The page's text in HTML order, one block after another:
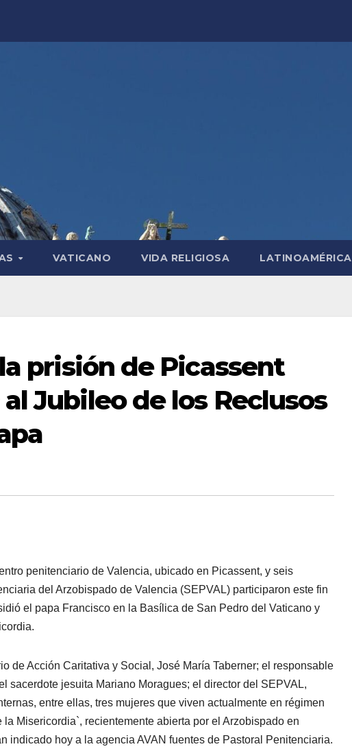
VATICANO VIDA RELIGIOSA LATINOAMÉRICA
prisión de Picassent
Jubileo de los Reclusos
penitenciario de Valencia, ubicado en Picassent, y seis
del Arzobispado de Valencia (SEPVAL) participaron este fin
el papa Francisco en la Basílica de San Pedro del Vaticano y
de Acción Caritativa y Social, José María Taberner; el responsable
sacerdote jesuita Mariano Moragues; el director del SEPVAL,
entre ellas, tres mujeres que viven actualmente en régimen
Misericordia`, recientemente abierta por el Arzobispado en
indicado hoy a la agencia AVAN fuentes de Pastoral Penitenciaria.